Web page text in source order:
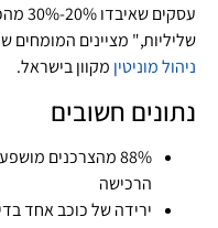
שליליות," מציינים המומחים
ניהול מוניטין מקוון בישראל.
נתונים חשובים
88% מהצרכנים
הרכישה
ירידה של כוכב אחד